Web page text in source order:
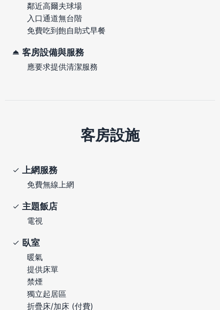
鄰近高爾夫球場
入口通道無台階
免費吃到飽自助式早餐
客房設備與服務
應要求提供清潔服務
客房設施
上網服務
免費無線上網
主題飯店
電視
臥室
暖氣
提供床單
禁煙
獨立起居區
折疊床/加床 (付費)